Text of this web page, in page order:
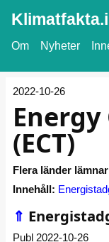
Om Nyheter
2022-10-26
(ECT)
Flera länder
Innehåll:
⇑
Publ 2022-10-26